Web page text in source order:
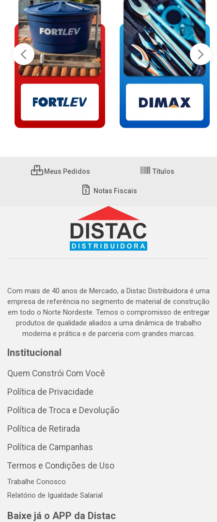
Meus Pedidos Títulos
Notas Fiscais
Com mais de 40 anos de Mercado, a Distac Distribuidora é uma
empresa de referência no segmento de material de construção
em todo o Norte Nordeste. Temos o compromisso de entregar
produtos de qualidade aliados a uma dinâmica de trabalho
moderna e prática e de parceria com grandes marcas.
Institucional
Quem Constrói Com Você
Política de Privacidade
Política de Troca e Devolução
Política de Retirada
Política de Campanhas
Termos e Condições de Uso
Trabalhe Conosco
Relatório de Igualdade Salarial
Baixe já o APP da Distac